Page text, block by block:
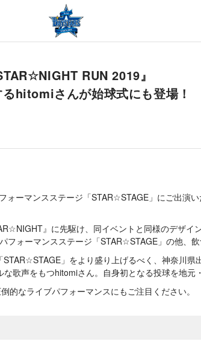
RUN 2019』
hitomiさんが始球式にも登場！
ーマンスステージ「STAR☆STAGE」にご出演
』に先駆け、同イベントと同様のデザ
ォーマンスステージ「STAR☆STAGE」の他、
」をより盛り上げるべく、神奈川
歌声をもつhitomiさん。自身初となる投球を地元
なライブパフォーマンスにもご注目ください。